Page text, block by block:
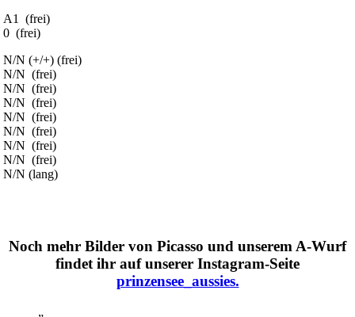
A1 (frei)
0 (frei)
N/N (+/+) (frei)
N/N (frei)
N/N (frei)
N/N (frei)
N/N (frei)
N/N (frei)
N/N (frei)
N/N (frei)
N/N (lang)
Noch mehr Bilder von Picasso und unserem A-Wurf
findet ihr auf unserer Instagram-Seite
prinzensee_aussies.